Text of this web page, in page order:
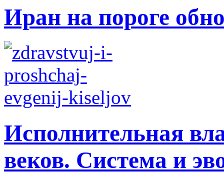
Иран на пороге
Исполнительная
веков. Система и